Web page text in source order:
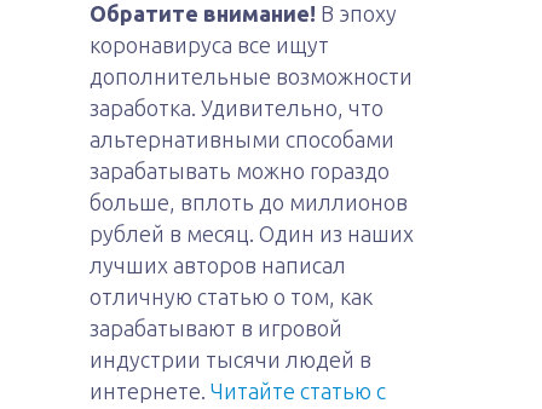
Обратите внимание! В эпоху
коронавируса все ищут
дополнительные возможности
заработка. Удивительно, что
альтернативными способами
зарабатывать можно гораздо
больше, вплоть до миллионов
рублей в месяц. Один из наших
лучших авторов написал
отличную статью о том, как
зарабатывают в игровой
индустрии тысячи людей в
интернете. Читайте статью с